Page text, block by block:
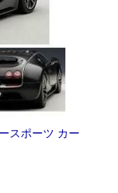
スポーツ カー